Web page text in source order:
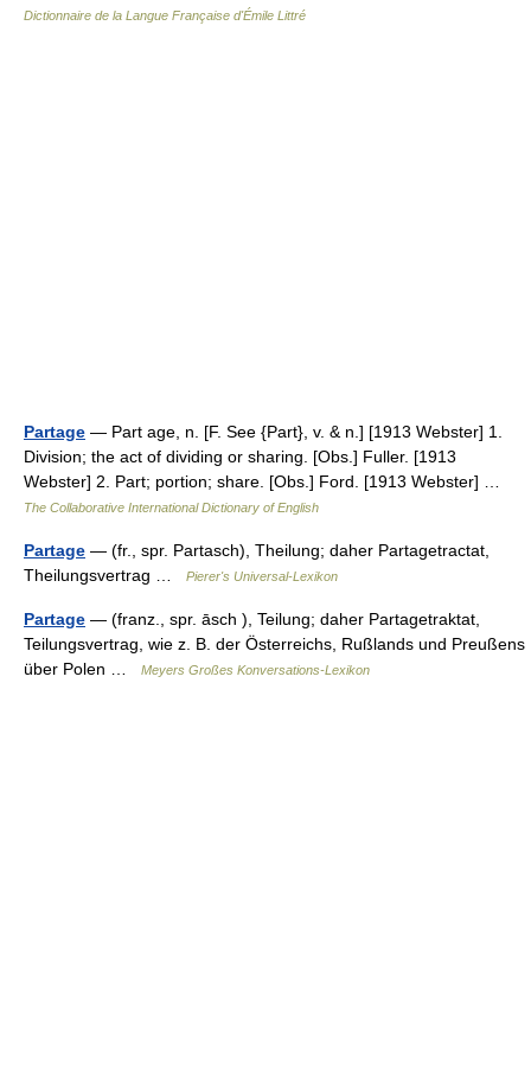
Dictionnaire de la Langue Française d'Émile Littré
Partage — Part age, n. [F. See {Part}, v. & n.] [1913 Webster] 1.
Division; the act of dividing or sharing. [Obs.] Fuller. [1913
Webster] 2. Part; portion; share. [Obs.] Ford. [1913 Webster] …
The Collaborative International Dictionary of English
Partage — (fr., spr. Partasch), Theilung; daher Partagetractat,
Theilungsvertrag …
Pierer's Universal-Lexikon
Partage — (franz., spr. āsch ), Teilung; daher Partagetraktat,
Teilungsvertrag, wie z. B. der Österreichs, Rußlands und Preußens
über Polen …
Meyers Großes Konversations-Lexikon